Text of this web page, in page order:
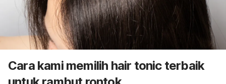
Cara kami memilih hair tonicterbaik